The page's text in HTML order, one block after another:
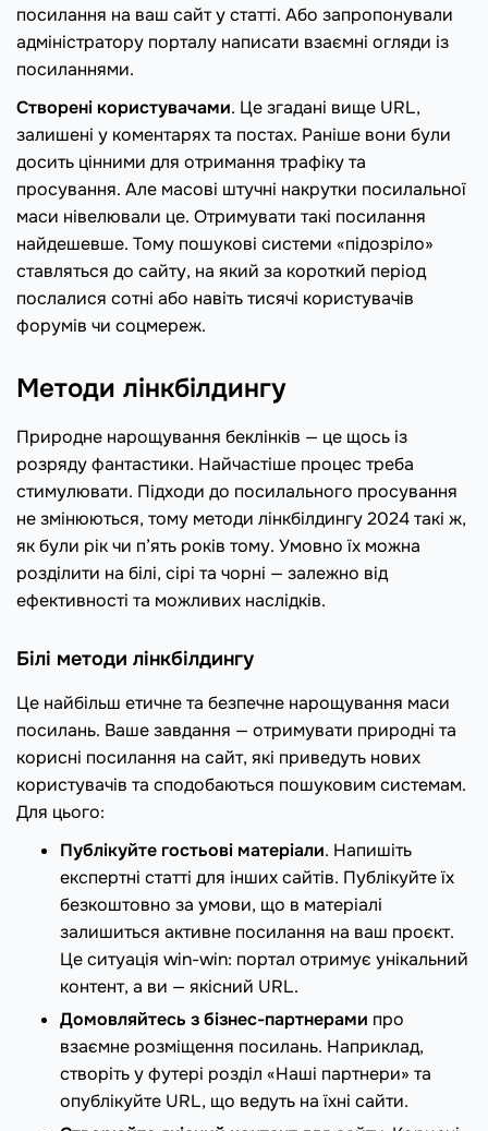
посилання на ваш сайт у статті. Або запропонували
адміністратору порталу написати взаємні огляди із
посиланнями.
Створені користувачами. Це згадані вище URL,
залишені у коментарях та постах. Раніше вони були
досить цінними для отримання трафіку та
просування. Але масові штучні накрутки посилальної
маси нівелювали це. Отримувати такі посилання
найдешевше. Тому пошукові системи «підозріло»
ставляться до сайту, на який за короткий період
послалися сотні або навіть тисячі користувачів
форумів чи соцмереж.
Методи лінкбілдингу
Природне нарощування беклінків — це щось із
розряду фантастики. Найчастіше процес треба
стимулювати. Підходи до посилального просування
не змінюються, тому методи лінкбілдингу 2024 такі ж,
як були рік чи п’ять років тому. Умовно їх можна
розділити на білі, сірі та чорні — залежно від
ефективності та можливих наслідків.
Білі методи лінкбілдингу
Це найбільш етичне та безпечне нарощування маси
посилань. Ваше завдання — отримувати природні та
корисні посилання на сайт, які приведуть нових
користувачів та сподобаються пошуковим системам.
Для цього:
Публікуйте гостьові матеріали. Напишіть
експертні статті для інших сайтів. Публікуйте їх
безкоштовно за умови, що в матеріалі
залишиться активне посилання на ваш проєкт.
Це ситуація win-win: портал отримує унікальний
контент, а ви — якісний URL.
Домовляйтесь з бізнес-партнерами про
взаємне розміщення посилань. Наприклад,
створіть у футері розділ «Наші партнери» та
опублікуйте URL, що ведуть на їхні сайти.